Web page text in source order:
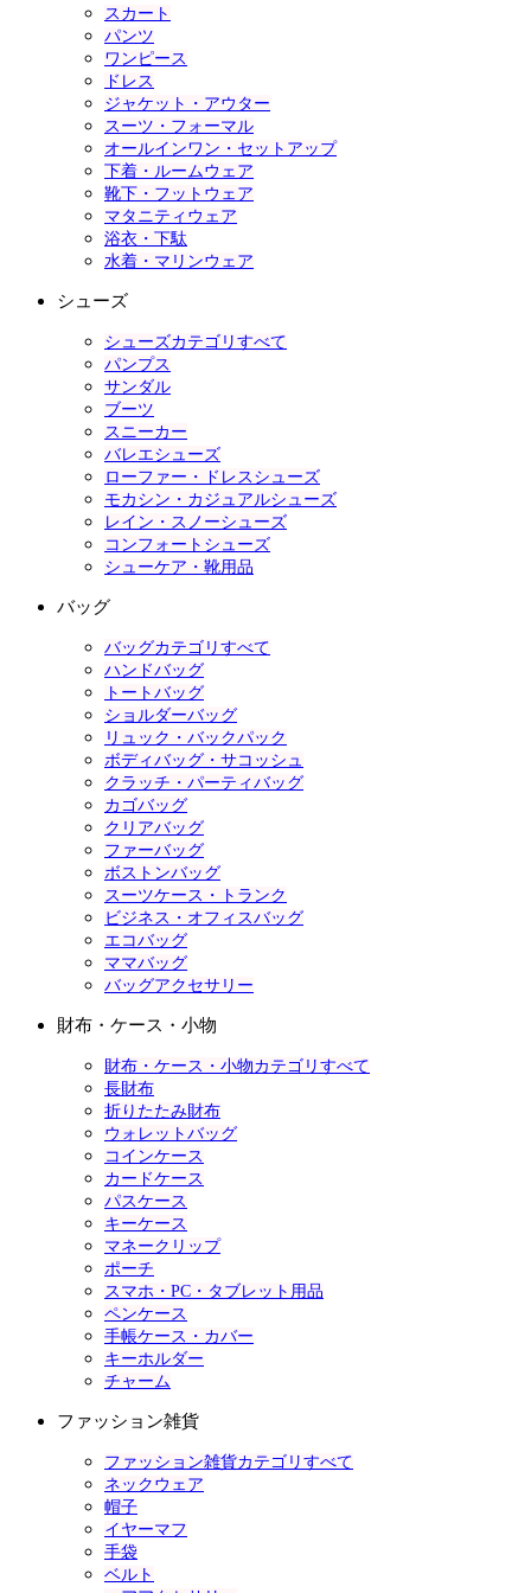
スカート
パンツ
ワンピース
ドレス
ジャケット・アウター
スーツ・フォーマル
オールインワン・セットアップ
下着・ルームウェア
靴下・フットウェア
マタニティウェア
浴衣・下駄
水着・マリンウェア
シューズ
シューズカテゴリすべて
パンプス
サンダル
ブーツ
スニーカー
バレエシューズ
ローファー・ドレスシューズ
モカシン・カジュアルシューズ
レイン・スノーシューズ
コンフォートシューズ
シューケア・靴用品
バッグ
バッグカテゴリすべて
ハンドバッグ
トートバッグ
ショルダーバッグ
リュック・バックパック
ボディバッグ・サコッシュ
クラッチ・パーティバッグ
カゴバッグ
クリアバッグ
ファーバッグ
ボストンバッグ
スーツケース・トランク
ビジネス・オフィスバッグ
エコバッグ
ママバッグ
バッグアクセサリー
財布・ケース・小物
財布・ケース・小物カテゴリすべて
長財布
折りたたみ財布
ウォレットバッグ
コインケース
カードケース
パスケース
キーケース
マネークリップ
ポーチ
スマホ・PC・タブレット用品
ペンケース
手帳ケース・カバー
キーホルダー
チャーム
ファッション雑貨
ファッション雑貨カテゴリすべて
ネックウェア
帽子
イヤーマフ
手袋
ベルト